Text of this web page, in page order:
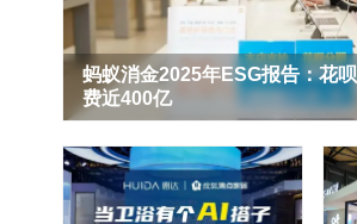
蚂蚁消金2025年ESG报告：花
费近400亿
千年舟寻福记·让